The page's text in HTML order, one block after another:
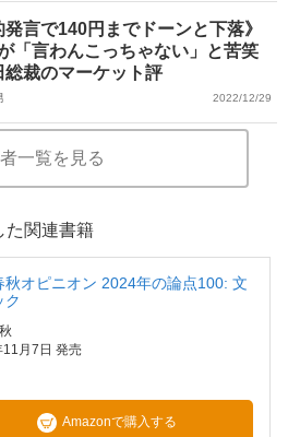
発言で140円までドーンと下落》
「言わんこっちゃない」と苦笑
総裁のマーケット評
2022/12/29
一覧を見る
た関連書籍
秋オピニオン 2024年の論点100: 文
ク
月7日 発売
Amazonで購入する